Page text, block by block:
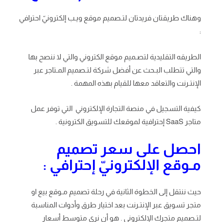
وهناك طريقتان فريدتان لتـصميم موقع ويـب إلكترونيّ احترافي
:
الطريقه التقليدية لتصـميم موقع الكتروني والتي لا ننصح بها
والتي تتطلب البـحث عن أفضل شركة لتـصميم المـتاجر عبر
الإنتـرنت والتعاقد معها للقيام بهذه المهمة .
كيفية التسجيل في منصة التجارة الإلكتروني التي توفر عمل
متاجر SaaS إحترافية لموقعك للتسويق الكترونية .
احصل على سعر تصميم
مـوقع الإلكترونيّ إحترافي :
حيث ننتقل إلى الخطوة الثانية في رحلة تصميم مـوقع بيع او
متجر تسويق عبر الإنتـرنت بعد اختيار طرق وأدوات المناسبة
لتـصميم متجرك الإلكتروني . هو أن نرى متوسط ​​أسعار